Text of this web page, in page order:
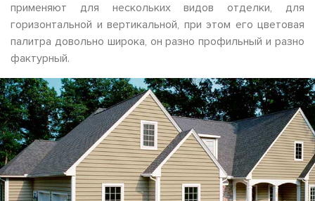
применяют для нескольких видов отделки, для
горизонтальной и вертикальной, при этом его цветовая
палитра довольно широка, он разно профильный и разно
фактурный.